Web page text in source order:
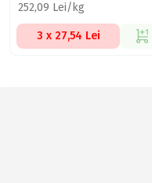
252,09 Lei/kg
3 x 27,54 Lei